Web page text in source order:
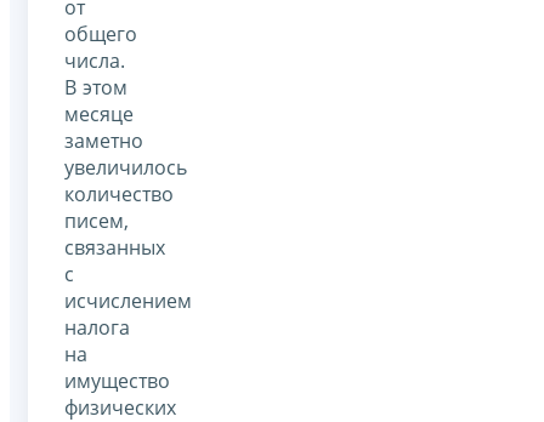
от
общего
числа.
В этом
месяце
заметно
увеличилось
количество
писем,
связанных
с
исчислением
налога
на
имущество
физических